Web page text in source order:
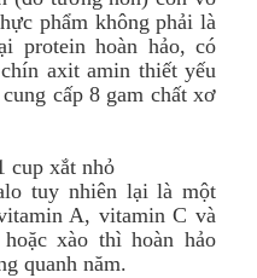
phẩm không phải là
protein hoàn hảo, có
axit amin thiết yếu
cấp 8 gam chất xơ
cup xắt nhỏ
tuy nhiên lại là một
A, vitamin C và
xào thì hoàn hảo
quanh năm.